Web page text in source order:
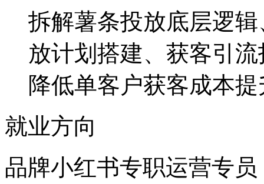
拆解薯条投放底层逻
放计划搭建、获客引
降低单客户获客成本
就业方向
品牌小红书专职运营专员